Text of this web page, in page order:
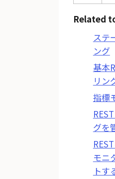
Related
ステ
ング
基本
リン
指標
グを
モニ
トす